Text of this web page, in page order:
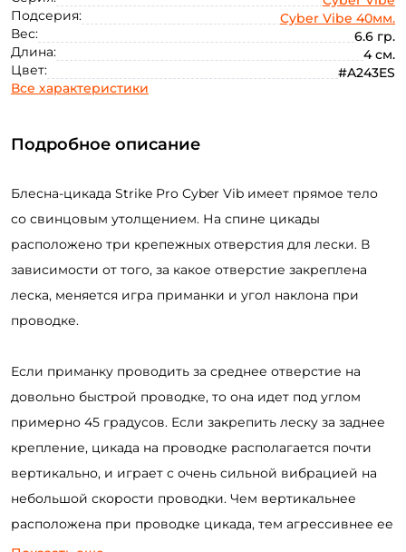
Подсерия:
Cyber Vibe 40мм.
Вес:
6.6 гр.
Длина:
4 см.
Цвет:
#A243ES
Все характеристики
Подробное описание
Блесна-цикада Strike Pro Cyber Vib имеет прямое тело
со свинцовым утолщением. На спине цикады
расположено три крепежных отверстия для лески. В
зависимости от того, за какое отверстие закреплена
леска, меняется игра приманки и угол наклона при
проводке.
Если приманку проводить за среднее отверстие на
довольно быстрой проводке, то она идет под углом
примерно 45 градусов. Если закрепить леску за заднее
крепление, цикада на проводке располагается почти
вертикально, и играет с очень сильной вибрацией на
небольшой скорости проводки. Чем вертикальнее
расположена при проводке цикада, тем агрессивнее ее